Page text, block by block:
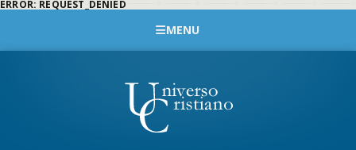
ERROR: REQUEST_DENIED
MENU